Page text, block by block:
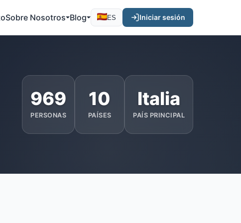
Sobre Nosotros Blog ES Iniciar sesión
969
PERSONAS
10
PAÍSES
Italia
PAÍS PRINCIPAL